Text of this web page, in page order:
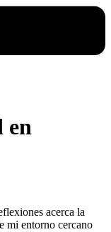
en
acerca la
mi entorno cercano